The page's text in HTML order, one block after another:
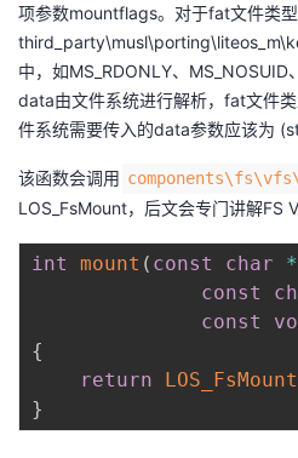
项参数mountflags。对于fat文件类
中，如MS_RDONLY、MS_NOSUID
data由文件系统进行解析，fat文件
件系统需要传入的data参数应该为
该函数会调用
LOS_FsMount，后文会专门讲解FS
int mount ( const char *
const
const
{
return
LOS_FsMount
}